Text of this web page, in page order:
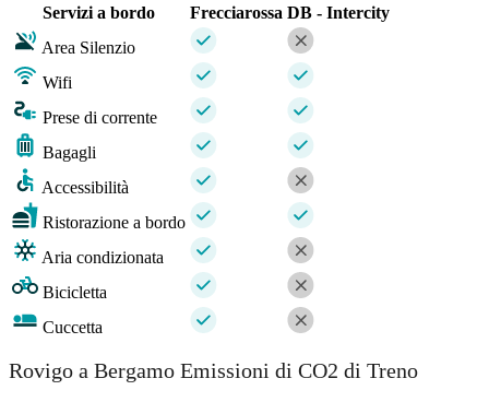
Servizi a bordo
Frecciarossa DB - Intercity
Area Silenzio
Wifi
Prese di corrente
Bagagli
Accessibilità
Ristorazione a bordo
Aria condizionata
Bicicletta
Cuccetta
Rovigo a Bergamo Emissioni di CO2 di Treno